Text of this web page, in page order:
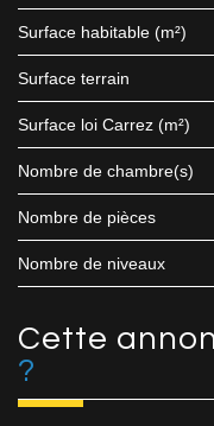
Surface habitable (m²)
surface terrain
Surface loi Carrez (m²)
Nombre de chambre(s)
Nombre de pièces
Nombre de niveaux
cette
?